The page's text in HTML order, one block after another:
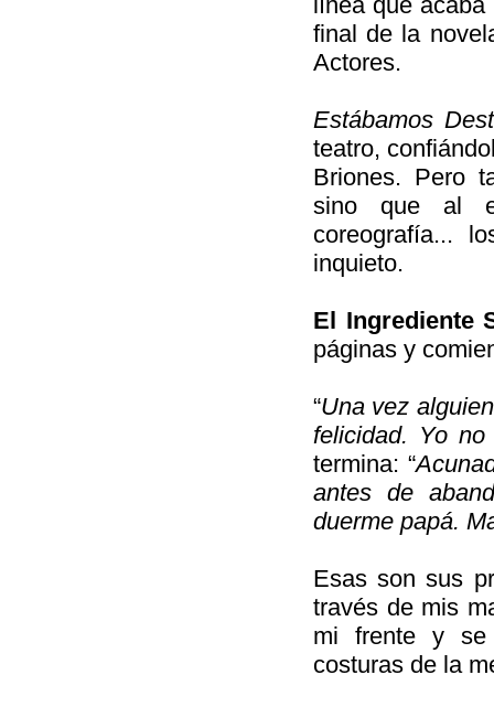
final de la
Actores.
Estábamos
teatro,
Briones. Pero
sino que al
coreografía...
inquieto.
El Ingrediente
páginas y
“Una vez
felicidad. Yo
termina: “
antes de
duerme papá.
Esas son sus
través de mis
mi frente y se
costuras de la